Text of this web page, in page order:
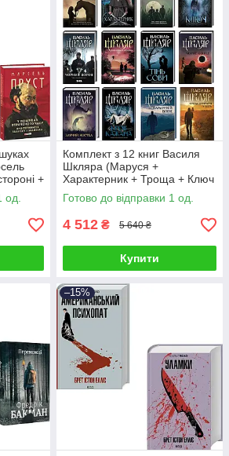
+
од.
Комплект з 12 книг Василя
Шкляра (Маруся +
Характерник + Троща + Ключ
+ Чорний ворон. Залишенець
та ін)
Готово до відправки 1 од.
4 512 ₴ 5 640 ₴
Купити
–15%